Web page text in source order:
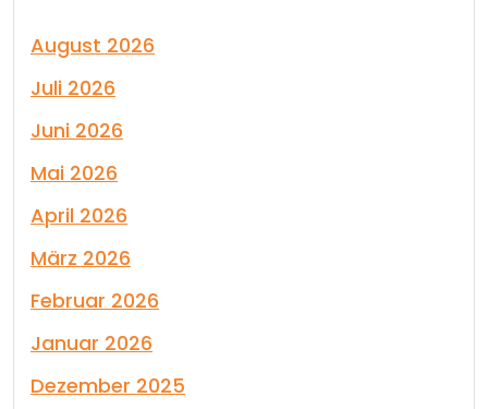
August 2026
Juli 2026
Juni 2026
Mai 2026
April 2026
März 2026
Februar 2026
Januar 2026
Dezember 2025